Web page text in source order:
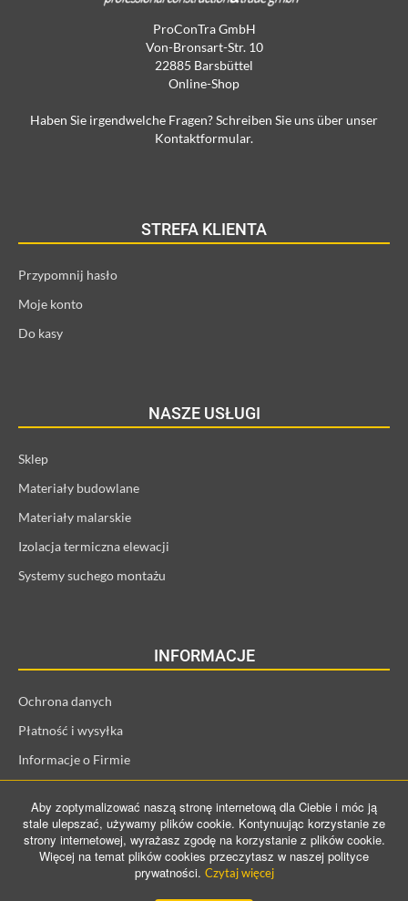
ProConTra GmbH
Von-Bronsart-Str. 10
22885 Barsbüttel
Online-Shop
Haben Sie irgendwelche Fragen? Schreiben Sie uns über unser
Kontaktformular.
STREFA KLIENTA
Przypomnij hasło
Moje konto
Do kasy
NASZE USŁUGI
Sklep
Materiały budowlane
Materiały malarskie
Izolacja termiczna elewacji
Systemy suchego montażu
INFORMACJE
Ochrona danych
Płatność i wysyłka
Informacje o Firmie
Prawo odstąpienia od umowy
Aby zoptymalizować naszą stronę internetową dla Ciebie i móc ją
stale ulepszać, używamy plików cookie. Kontynuując korzystanie ze
strony internetowej, wyrażasz zgodę na korzystanie z plików cookie.
Więcej na temat plików cookies przeczytasz w naszej polityce
prywatności. Czytaj więcej